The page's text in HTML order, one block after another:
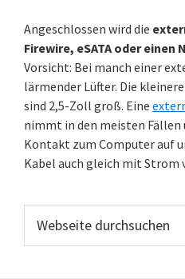
Angeschlossen wird die
Firewire, eSATA oder einen
Vorsicht: Bei manch einer
lärmender Lüfter. Die
sind 2,5-Zoll groß. Eine
nimmt in den meisten Fällen
Kontakt zum Computer auf
Kabel auch gleich mit Strom
durchsuchen